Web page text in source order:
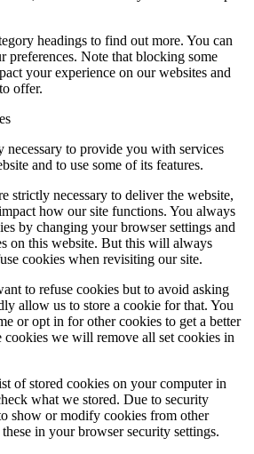
headings to find out more. You can
preferences. Note that blocking some
your experience on our websites and
offer.
necessary to provide you with services
and to use some of its features.
strictly necessary to deliver the website,
how our site functions. You always
by changing your browser settings and
on this website. But this will always
cookies when revisiting our site.
to refuse cookies but to avoid asking
allow us to store a cookie for that. You
or opt in for other cookies to get a better
cookies we will remove all set cookies in
of stored cookies on your computer in
what we stored. Due to security
show or modify cookies from other
in your browser security settings.